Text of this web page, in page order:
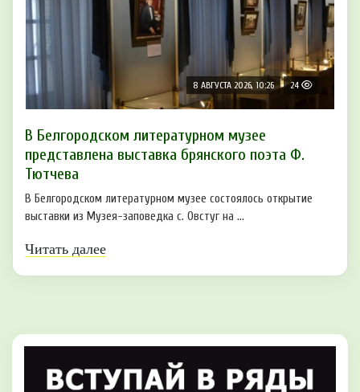
8 АВГУСТА 2026, 10:26 24
В Белгородском литературном музее
представлена выставка брянского поэта Ф.
Тютчева
В Белгородском литературном музее состоялось открытие
выставки из Музея-заповедка с. Овстуг на ...
Читать далее